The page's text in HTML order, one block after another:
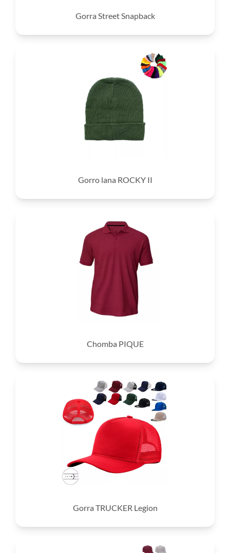
Gorra Street Snapback
Gorro lana ROCKY II
Chomba PIQUE
Gorra TRUCKER Legion